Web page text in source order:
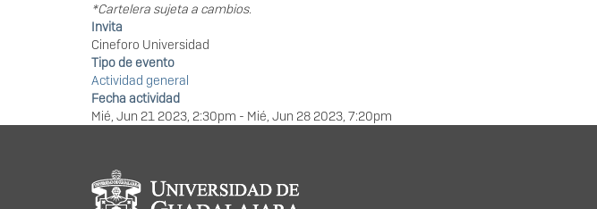
*Cartelera sujeta a cambios.
Invita
Cineforo Universidad
Tipo de evento
Actividad general
Fecha actividad
Mié, Jun 21 2023, 2:30pm - Mié, Jun 28 2023, 7:20pm
Información del portal